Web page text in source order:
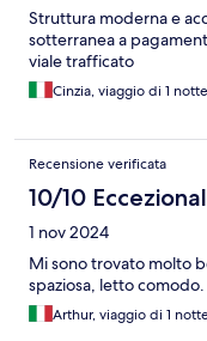
Struttura moderna e
sotterranea a
viale trafficato
Cinzia, viaggio di 1 notte
Recensione verificata
10/10
1 nov 2024
Mi sono trovato molto
spaziosa, letto comodo.
Arthur, viaggio di 1